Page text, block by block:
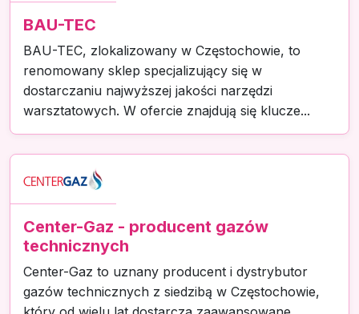
BAU-TEC
BAU-TEC, zlokalizowany w Częstochowie, to
renomowany sklep specjalizujący się w
dostarczaniu najwyższej jakości narzędzi
warsztatowych. W ofercie znajdują się klucze...
Center-Gaz - producent gazów
technicznych
Center-Gaz to uznany producent i dystrybutor
gazów technicznych z siedzibą w Częstochowie,